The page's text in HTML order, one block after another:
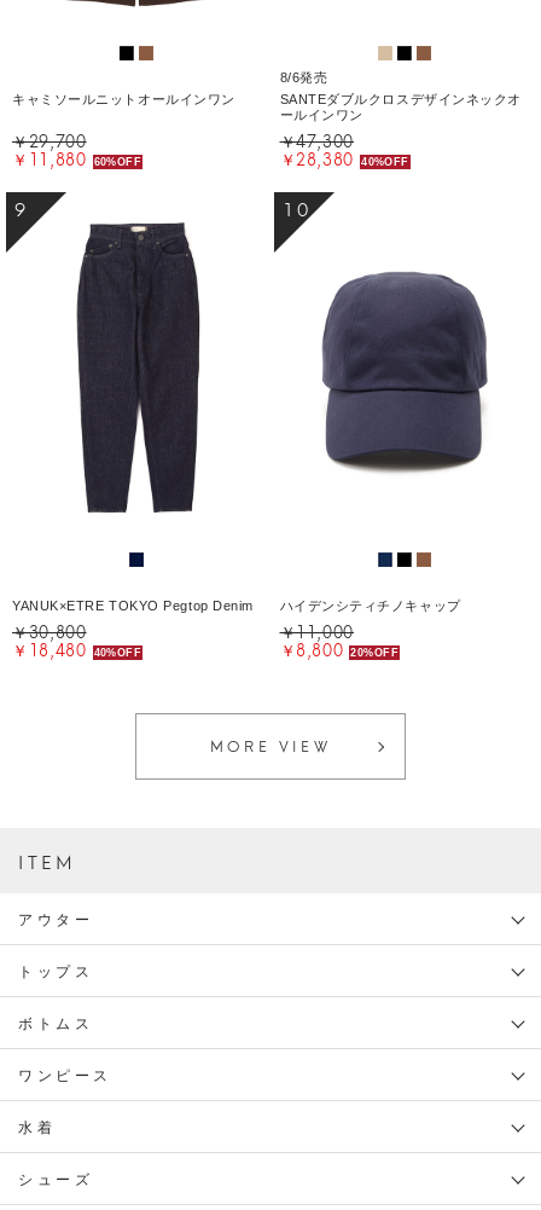
キャミソールニットオールインワン
￥29,700
￥11,880 60%OFF
8/6発売
SANTEダブルクロスデザインネックオ
ールインワン
￥47,300
￥28,380 40%OFF
9
YANUK×ETRE TOKYO Pegtop Denim
￥30,800
￥18,480 40%OFF
10
ハイデンシティチノキャップ
￥11,000
￥8,800 20%OFF
MORE VIEW
ITEM
アウター
トップス
ボトムス
ワンピース
水着
シューズ